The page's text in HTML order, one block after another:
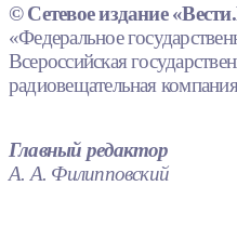
© Сетевое издание
«Федеральное
Всероссийская
радиовещательная
Главный редактор
А. А. Филипповский